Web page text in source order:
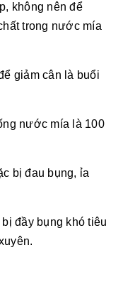
không nên để
trong nước mía
giảm cân là buổi
nước mía là 100
bị đau bụng, ỉa
đầy bụng khó tiêu